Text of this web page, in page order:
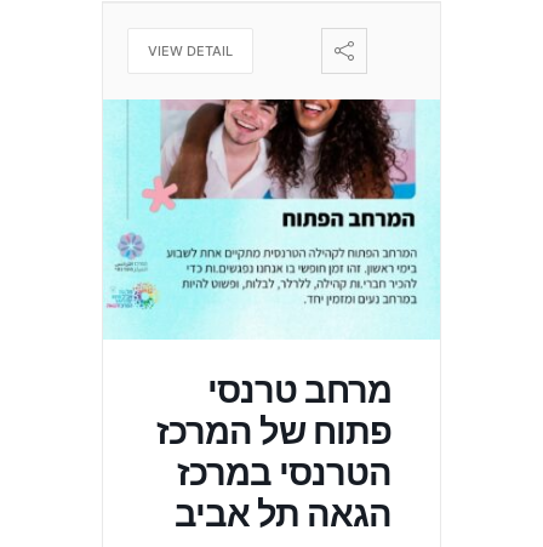
מרחב טרנסי
פתוח של המרכז
הטרנסי במרכז
הגאה תל אביב
VIEW DETAIL